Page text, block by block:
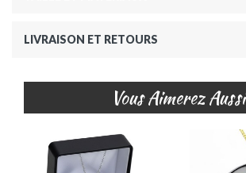
LIVRAISON ET RETOURS
Vous Aimerez Aussi